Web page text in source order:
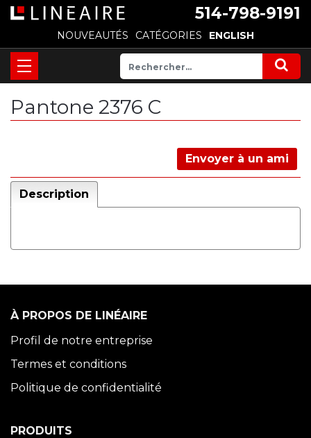
514-798-9191
NOUVEAUTÉS CATÉGORIES ENGLISH
Pantone 2376 C
Envoyer à un ami
Description
À PROPOS DE LINÉAIRE
Profil de notre entreprise
Termes et conditions
Politique de confidentialité
PRODUITS